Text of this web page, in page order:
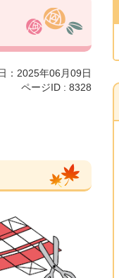
：2025年06月09日
ページID : 8328